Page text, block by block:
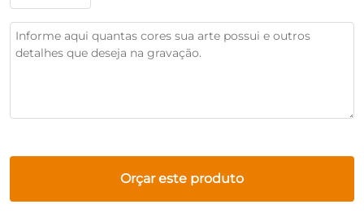
Orçar este produto